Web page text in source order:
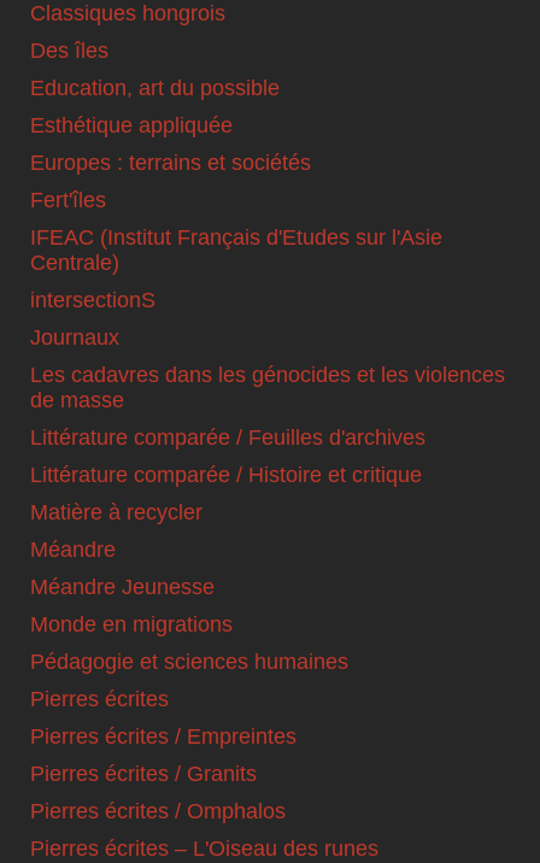
Classiques hongrois
Des îles
Education, art du possible
Esthétique appliquée
Europes : terrains et sociétés
Fert'îles
IFEAC (Institut Français d'Etudes sur l'Asie
Centrale)
intersectionS
Journaux
Les cadavres dans les génocides et les violences
de masse
Littérature comparée / Feuilles d'archives
Littérature comparée / Histoire et critique
Matière à recycler
Méandre
Méandre Jeunesse
Monde en migrations
Pédagogie et sciences humaines
Pierres écrites
Pierres écrites / Empreintes
Pierres écrites / Granits
Pierres écrites / Omphalos
Pierres écrites – L'Oiseau des runes